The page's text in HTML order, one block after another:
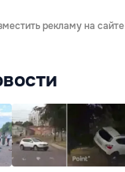
рекламу на сайте